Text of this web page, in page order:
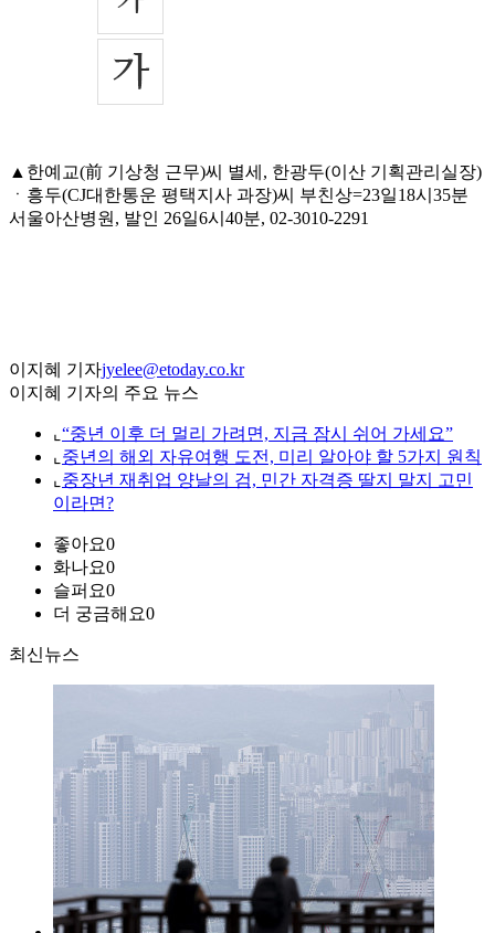
▲한예교(前 기상청 근무)씨 별세, 한광두(이산 기획관리실장)
ㆍ흥두(CJ대한통운 평택지사 과장)씨 부친상=23일18시35분
서울아산병원, 발인 26일6시40분, 02-3010-2291
이지혜 기자jyelee@etoday.co.kr
이지혜 기자의 주요 뉴스
⌞ “중년 이후 더 멀리 가려면, 지금 잠시 쉬어 가세요”
⌞ 중년의 해외 자유여행 도전, 미리 알아야 할 5가지 원칙
⌞ 중장년 재취업 양날의 검, 민간 자격증 딸지 말지 고민
이라면?
좋아요0
화나요0
슬퍼요0
더 궁금해요0
최신뉴스